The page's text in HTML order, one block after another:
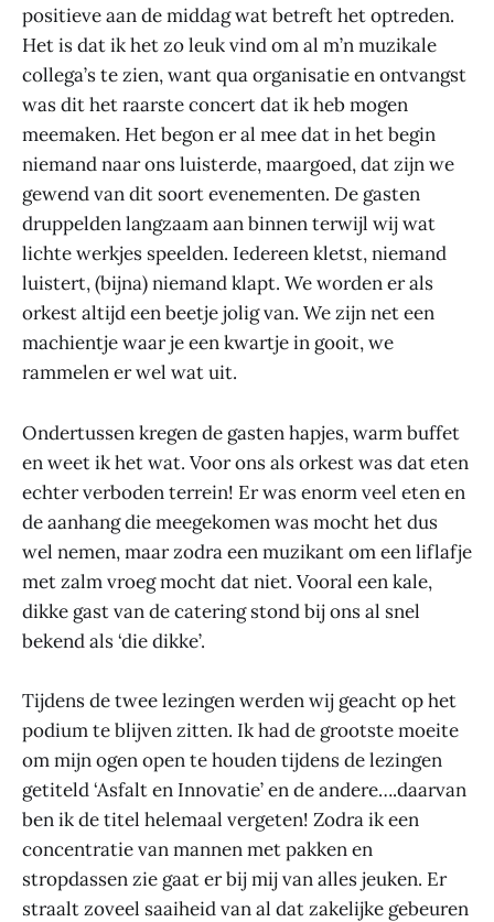
positieve aan de middag wat betreft het optreden.
Het is dat ik het zo leuk vind om al m’n muzikale
collega’s te zien, want qua organisatie en ontvangst
was dit het raarste concert dat ik heb mogen
meemaken. Het begon er al mee dat in het begin
niemand naar ons luisterde, maargoed, dat zijn we
gewend van dit soort evenementen. De gasten
druppelden langzaam aan binnen terwijl wij wat
lichte werkjes speelden. Iedereen kletst, niemand
luistert, (bijna) niemand klapt. We worden er als
orkest altijd een beetje jolig van. We zijn net een
machientje waar je een kwartje in gooit, we
rammelen er wel wat uit.
Ondertussen kregen de gasten hapjes, warm buffet
en weet ik het wat. Voor ons als orkest was dat eten
echter verboden terrein! Er was enorm veel eten en
de aanhang die meegekomen was mocht het dus
wel nemen, maar zodra een muzikant om een liflafje
met zalm vroeg mocht dat niet. Vooral een kale,
dikke gast van de catering stond bij ons al snel
bekend als ‘die dikke’.
Tijdens de twee lezingen werden wij geacht op het
podium te blijven zitten. Ik had de grootste moeite
om mijn ogen open te houden tijdens de lezingen
getiteld ‘Asfalt en Innovatie’ en de andere….daarvan
ben ik de titel helemaal vergeten! Zodra ik een
concentratie van mannen met pakken en
stropdassen zie gaat er bij mij van alles jeuken. Er
straalt zoveel saaiheid van al dat zakelijke gebeuren